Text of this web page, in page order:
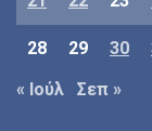
28 29 30
« Ιούλ
Σεπ »